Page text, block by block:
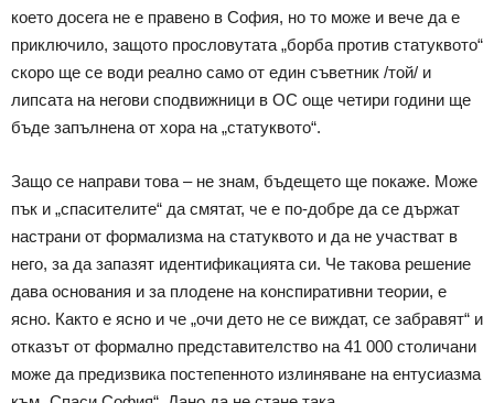
което досега не е правено в София, но то може и вече да е
приключило, защото прословутата „борба против статуквото“
скоро ще се води реално само от един съветник /той/ и
липсата на негови сподвижници в ОС още четири години ще
бъде запълнена от хора на „статуквото“.
Защо се направи това – не знам, бъдещето ще покаже. Може
пък и „спасителите“ да смятат, че е по-добре да се държат
настрани от формализма на статуквото и да не участват в
него, за да запазят идентификацията си. Че такова решение
дава основания и за плодене на конспиративни теории, е
ясно. Както е ясно и че „очи дето не се виждат, се забравят“ и
отказът от формално представителство на 41 000 столичани
може да предизвика постепенното излиняване на ентусиазма